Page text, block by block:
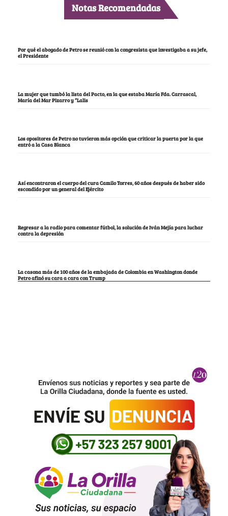
Notas Recomendadas
Por qué el abogado de Petro se reunió con la congresista que investigaba a su jefe,
el Presidente
La mujer que tumbó la lista del Pacto, en la que estaba María Fda. Carrascal,
María del Mar Pizarro y “Lalis
Los opositores de Petro no tuvieron más opción que criticar la puerta por la que
entró a la Casa Blanca
Así encontraron el cuerpo del cura Camilo Torres, 60 años después de haber sido
escondido por un general del Ejército
Regresar a la radio para comentar fútbol, la solución de Iván Mejía para luchar
contra la depresión
La casona más de 100 años de la embajada de Colombia en Washington donde
Petro afinó su cara a cara con Trump